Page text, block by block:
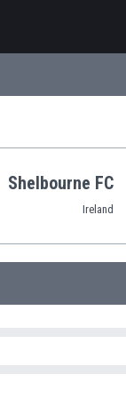
Shelbourne FC
Ireland